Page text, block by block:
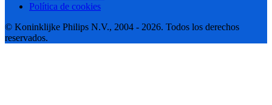
Política de cookies
© Koninklijke Philips N.V., 2004 - 2026. Todos los derechos
reservados.